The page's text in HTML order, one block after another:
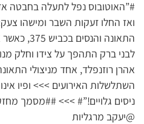
#”האוטובוס נפל לתעלה בחבטה
ואז החלו זעקות השבר ומישהו
התאונה
לבני ברק התהפך על צידו וחלק
אהרן רוזנפלד, אחד מניצולי
השתלשלות האירועים >>> ופיו
ניסים גלויים!”# >>> ##מסמך
@יעקב מרגליות